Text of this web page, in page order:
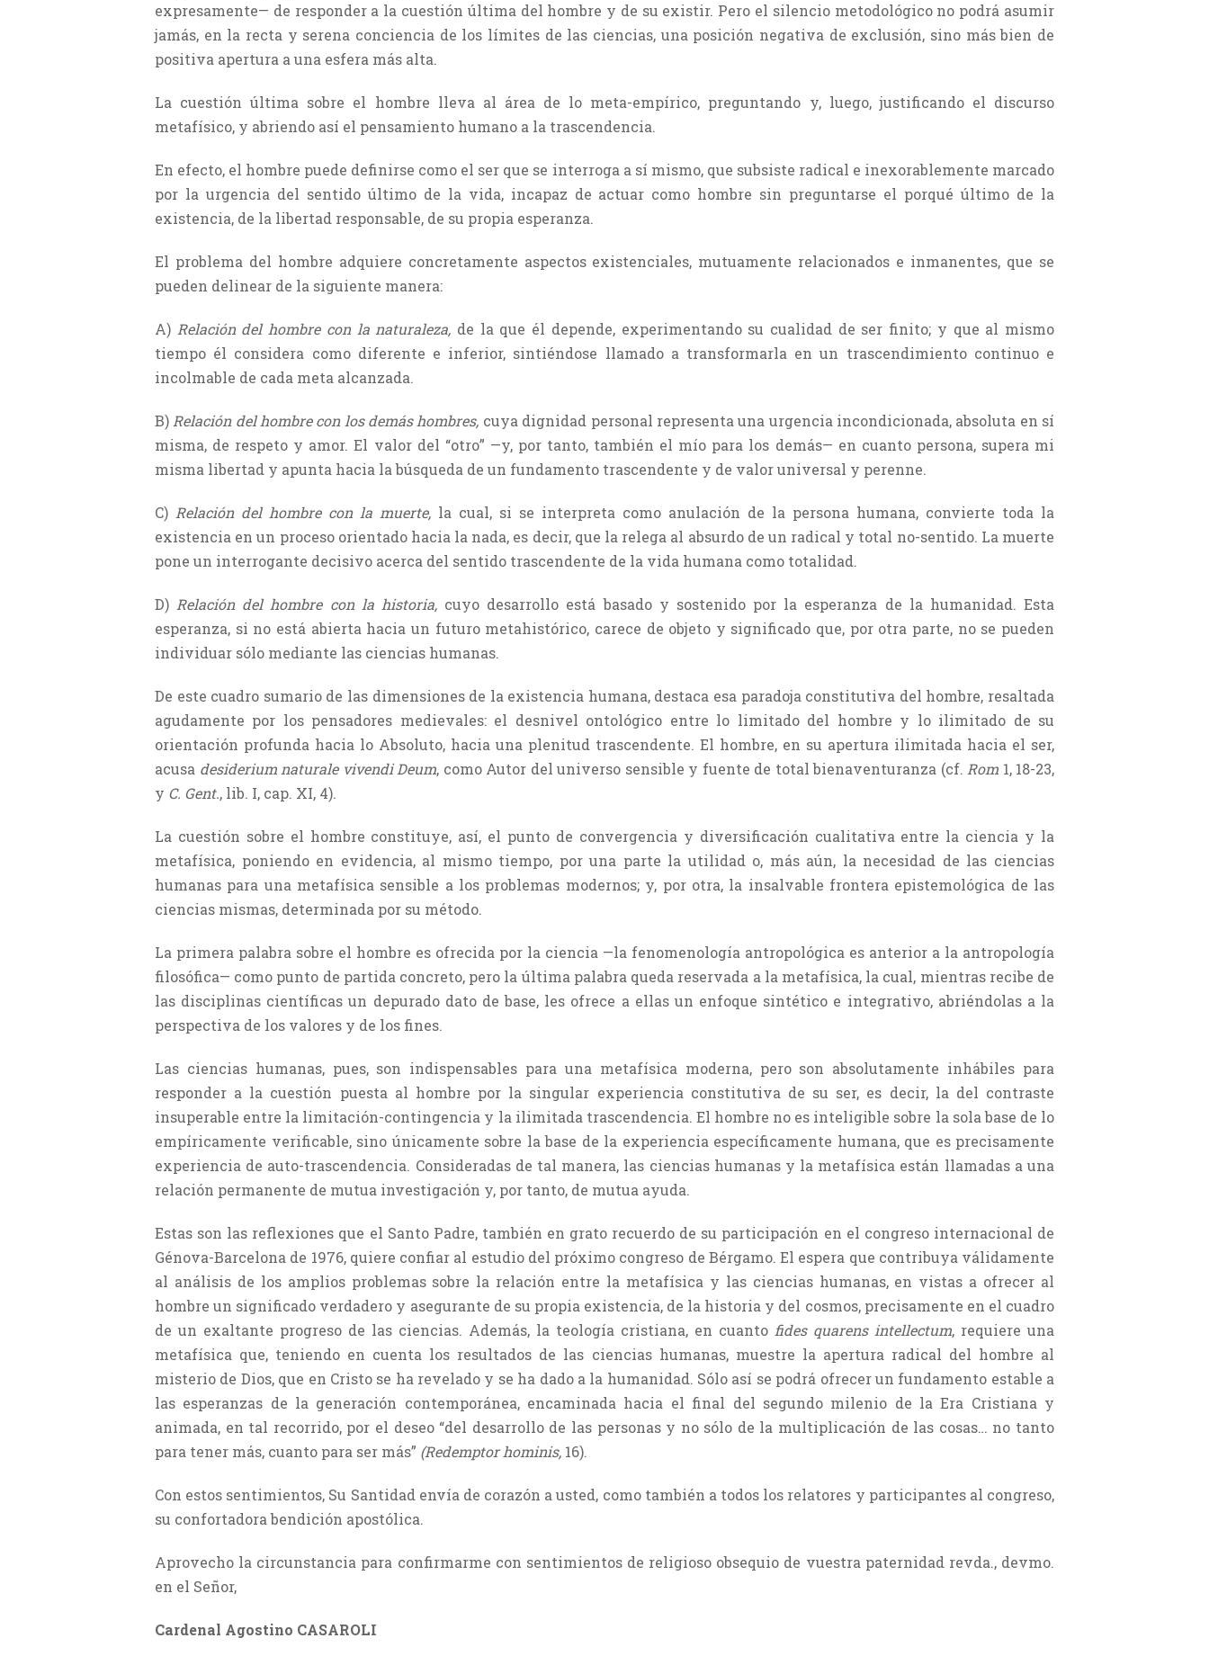
expresamente— de responder a la cuestión última del hombre y de su existir. Pero el silencio metodológico no podrá asumir
jamás, en la recta y serena conciencia de los límites de las ciencias, una posición negativa de exclusión, sino más bien de
positiva apertura a una esfera más alta.
La cuestión última sobre el hombre lleva al área de lo meta-empírico, preguntando y, luego, justificando el discurso
metafísico, y abriendo así el pensamiento humano a la trascendencia.
En efecto, el hombre puede definirse como el ser que se interroga a sí mismo, que subsiste radical e inexorablemente marcado
por la urgencia del sentido último de la vida, incapaz de actuar como hombre sin preguntarse el porqué último de la
existencia, de la libertad responsable, de su propia esperanza.
El problema del hombre adquiere concretamente aspectos existenciales, mutuamente relacionados e inmanentes, que se
pueden delinear de la siguiente manera:
A) Relación del hombre con la naturaleza, de la que él depende, experimentando su cualidad de ser finito; y que al mismo
tiempo él considera como diferente e inferior, sintiéndose llamado a transformarla en un trascendimiento continuo e
incolmable de cada meta alcanzada.
B) Relación del hombre con los demás hombres, cuya dignidad personal representa una urgencia incondicionada, absoluta en sí
misma, de respeto y amor. El valor del “otro” —y, por tanto, también el mío para los demás— en cuanto persona, supera mi
misma libertad y apunta hacia la búsqueda de un fundamento trascendente y de valor universal y perenne.
C) Relación del hombre con la muerte, la cual, si se interpreta como anulación de la persona humana, convierte toda la
existencia en un proceso orientado hacia la nada, es decir, que la relega al absurdo de un radical y total no-sentido. La muerte
pone un interrogante decisivo acerca del sentido trascendente de la vida humana como totalidad.
D) Relación del hombre con la historia,cuyo desarrollo está basado y sostenido por la esperanza de la humanidad. Esta
esperanza, si no está abierta hacia un futuro metahistórico, carece de objeto y significado que, por otra parte, no se pueden
individuar sólo mediante las ciencias humanas.
De este cuadro sumario de las dimensiones de la existencia humana, destaca esa paradoja constitutiva del hombre, resaltada
agudamente por los pensadores medievales: el desnivel ontológico entre lo limitado del hombre y lo ilimitado de su
orientación profunda hacia lo Absoluto, hacia una plenitud trascendente. El hombre, en su apertura ilimitada hacia el ser,
acusa desiderium naturale vivendi Deum, como Autor del universo sensible y fuente de total bienaventuranza (cf. Rom 1, 18-23,
y C. Gent., lib. I, cap. XI, 4).
La cuestión sobre el hombre constituye, así, el punto de convergencia y diversificación cualitativa entre la ciencia y la
metafísica, poniendo en evidencia, al mismo tiempo, por una parte la utilidad o, más aún, la necesidad de las ciencias
humanas para una metafísica sensible a los problemas modernos; y, por otra, la insalvable frontera epistemológica de las
ciencias mismas, determinada por su método.
La primera palabra sobre el hombre es ofrecida por la ciencia —la fenomenología antropológica es anterior a la antropología
filosófica— como punto de partida concreto, pero la última palabra queda reservada a la metafísica, la cual, mientras recibe de
las disciplinas científicas un depurado dato de base, les ofrece a ellas un enfoque sintético e integrativo, abriéndolas a la
perspectiva de los valores y de los fines.
Las ciencias humanas, pues, son indispensables para una metafísica moderna, pero son absolutamente inhábiles para
responder a la cuestión puesta al hombre por la singular experiencia constitutiva de su ser, es decir, la del contraste
insuperable entre la limitación-contingencia y la ilimitada trascendencia. El hombre no es inteligible sobre la sola base de lo
empíricamente verificable, sino únicamente sobre la base de la experiencia específicamente humana, que es precisamente
experiencia de auto-trascendencia. Consideradas de tal manera, las ciencias humanas y la metafísica están llamadas a una
relación permanente de mutua investigación y, por tanto, de mutua ayuda.
Estas son las reflexiones que el Santo Padre, también en grato recuerdo de su participación en el congreso internacional de
Génova-Barcelona de 1976, quiere confiar al estudio del próximo congreso de Bérgamo. El espera que contribuya válidamente
al análisis de los amplios problemas sobre la relación entre la metafísica y las ciencias humanas, en vistas a ofrecer al
hombre un significado verdadero y asegurante de su propia existencia, de la historia y del cosmos, precisamente en el cuadro
de un exaltante progreso de las ciencias. Además, la teología cristiana, en cuanto fides quarens intellectum, requiere una
metafísica que, teniendo en cuenta los resultados de las ciencias humanas, muestre la apertura radical del hombre al
misterio de Dios, que en Cristo se ha revelado y se ha dado a la humanidad. Sólo así se podrá ofrecer un fundamento estable a
las esperanzas de la generación contemporánea, encaminada hacia el final del segundo milenio de la Era Cristiana y
animada, en tal recorrido, por el deseo “del desarrollo de las personas y no sólo de la multiplicación de las cosas… no tanto
para tener más, cuanto para ser más” (Redemptor hominis, 16).
Con estos sentimientos, Su Santidad envía de corazón a usted, como también a todos los relatores y participantes al congreso,
su confortadora bendición apostólica.
Aprovecho la circunstancia para confirmarme con sentimientos de religioso obsequio de vuestra paternidad revda., devmo.
en el Señor,
Cardenal Agostino CASAROLI